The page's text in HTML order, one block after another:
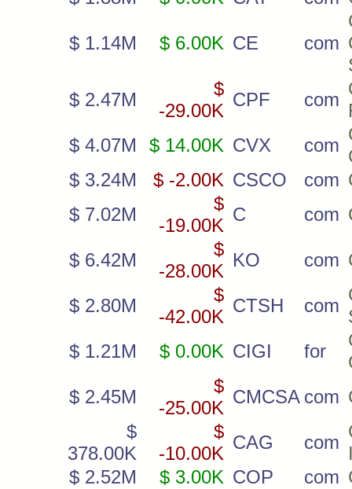
$ 1.14M $ 6.00K CE com
$ 2.47M
$
-29.00K
CPF com
$ 4.07M
$ 14.00K CVX com
$ 3.24M
$ -2.00K CSCO com
$ 7.02M
$
-19.00K
C com
$ 6.42M
$
-28.00K
KO com
$ 2.80M
$
-42.00K
CTSH com
$ 1.21M
$ 0.00K CIGI for
$ 2.45M
$
-25.00K
CMCSA com
$
378.00K
$
-10.00K
CAG com
$ 2.52M
$ 3.00K COP com